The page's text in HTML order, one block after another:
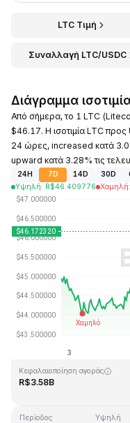
LTC Τιμή
Συναλλαγή LTC/USDC
Διάγραμμα
Από σήμερα, το 1 LTC
$46.17. Η ισοτιμία LTC προς
24 ώρες, increased κατά
upward κατά 3.28% τις
24H 7D 14D 30D
Υψηλή: R$46.409776 Χαμηλή:
Τελευταία ενημέρωση στις:
Υψηλότερη τιμή (ATH)
Κεφαλαιοποίηση αγοράς
R$3.58B
Περίοδος Υψηλή